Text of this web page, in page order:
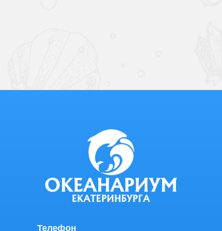
Телефон